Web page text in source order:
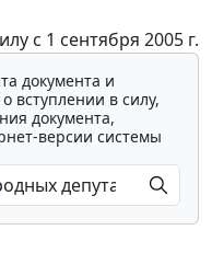
с 1 сентября 2005 г.
документа и
вступлении в силу,
документа,
версии системы